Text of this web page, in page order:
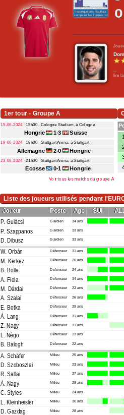
historique des résultats
comparer les équipes >>>
0
lire
1er tour - Groupe A
15-06-202415h00Cologne Stadium, à Cologne
Hongrie 1-3 Suisse
19-06-202418h00Stuttgart Arena, à Stuttgart
Allemagne 2-0 Hongrie
23-06-202421h00Stuttgart Arena, à Stuttgart
Ecosse 0-1 Hongrie
Voir tous les matchs du groupe A
1
Liste des joueurs utilisés pendant
Joueur Poste Age SUI
P. Gulácsi Gardien 34 ans
P. Szappanos Gardien 33 ans
D. Dibusz Gardien 33 ans
W. Orbán Défenseur 31 ans
M. Kerkez Défenseur 20 ans
B. Bolla Défenseur 24 ans
A. Fiola Défenseur 34 ans
M. Dárdai Défenseur 22 ans
A. Szalai Défenseur 26 ans
E. Botka Défenseur 29 ans
Á. Lang Défenseur 31 ans
Z. Nagy Défenseur 31 ans
L. Négo Défenseur 33 ans
B. Balogh Défenseur 22 ans
A. Schäfer Milieu 25 ans
D. Szoboszlai Milieu 23 ans
R. Sallai Milieu 27 ans
Á. Nagy Milieu 29 ans
C. Styles Milieu 24 ans
L. Kleinheisler Milieu 30 ans
D. Gazdag Milieu 28 ans
Contact / Signaler un bug
Recrutement Maxifoot
Mentions légales